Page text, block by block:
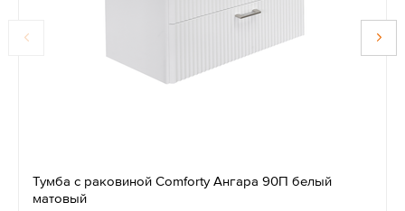
Тумба с раковиной Comforty Ангара 90П белый
матовый